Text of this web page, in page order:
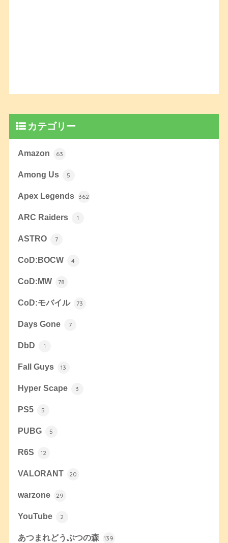
カテゴリー
Amazon 63
Among Us 5
Apex Legends 362
ARC Raiders 1
ASTRO 7
CoD:BOCW 4
CoD:MW 78
CoD:モバイル 73
Days Gone 7
DbD 1
Fall Guys 13
Hyper Scape 3
PS5 5
PUBG 5
R6S 12
VALORANT 20
warzone 29
YouTube 2
あつまれどうぶつの森 139